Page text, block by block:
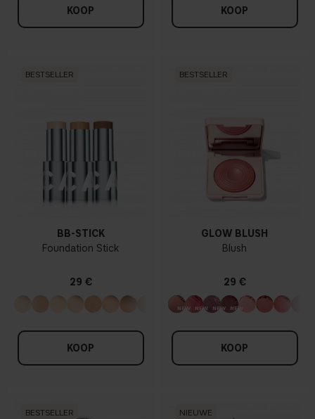
KOOP KOOP
BESTSELLER
BB-STICK
Foundation Stick
29 €
KOOP
BESTSELLER
GLOW BLUSH
Blush
29 €
KOOP
BESTSELLER NIEUWE